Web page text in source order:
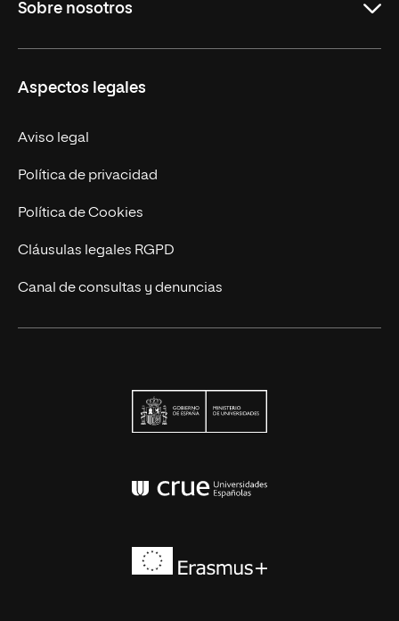
Maestrías
Sobre nosotros
Trabaja en UNIR
Actualidad
Contacto
Aspectos legales
Aviso legal
Política de privacidad
Política de Cookies
Cláusulas legales RGPD
Canal de consultas y denuncias
Conferencia de